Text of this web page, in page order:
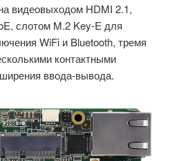
видеовыходом HDMI 2.1,
слотом M.2 Key-E для
WiFi и Bluetooth, тремя
контактными
ввода-вывода.